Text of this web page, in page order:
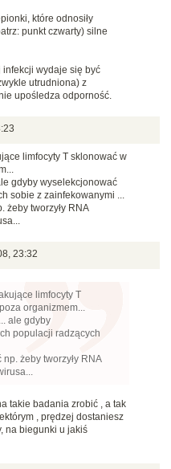
które odnosiły
punkt czwarty) silne
wydaje się być
utrudniona) z
upośledza odporność.
limfocyty T sklonować w
gdyby wyselekcjonować
sobie z zainfekowanymi ...
żeby tworzyły RNA
23:32
limfocyty T
organizmem...
ale gdyby
populacji radzących
żeby tworzyły RNA
takie badania zrobić , a tak
, prędzej dostaniesz
na biegunki u jakiś